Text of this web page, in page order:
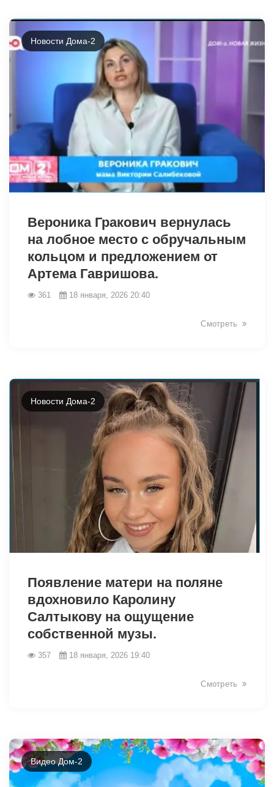
Новости Дома-2
Вероника Гракович вернулась
на лобное место с обручальным
кольцом и предложением от
Артема Гавришова.
361 18 января, 2026 20:40
Смотреть
Новости Дома-2
Появление матери на поляне
вдохновило Каролину
Салтыкову на ощущение
собственной музы.
357 18 января, 2026 19:40
Смотреть
Видео Дом-2